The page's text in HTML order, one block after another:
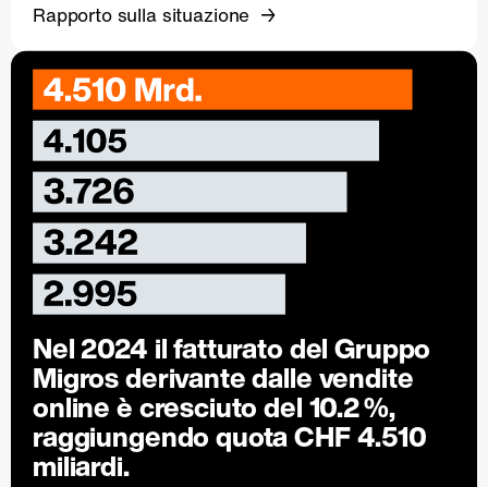
Rapporto sulla situazione
Nel 2024 il fatturato del Gruppo
Migros derivante dalle vendite
online è cresciuto del10.2 %,
raggiungendo quota CHF 4.510
miliardi.